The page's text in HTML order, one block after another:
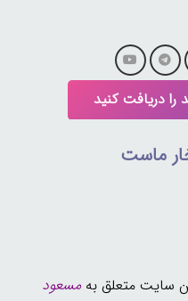
دریافت کنید
ماست
سایت متعلق به مسعود